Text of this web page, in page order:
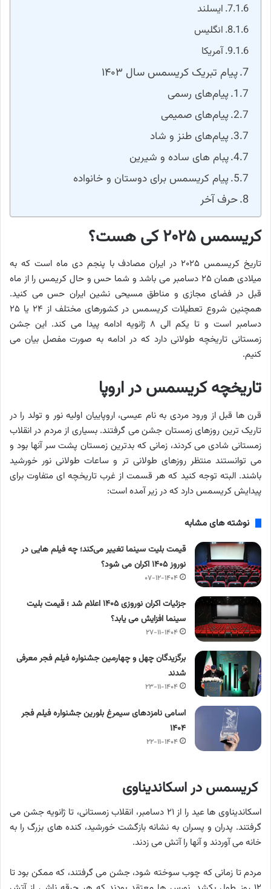
ایسلند
انگلیس
آمریکا
پیام تبریک کریسمس سال ۱۴۰۳
پیام‌های رسمی
پیام‌های صمیمی
پیام‌های طنز و شاد
پبام های ساده و شیرین
پیام کریسمس برای دوستان و خانواده
حرف آخر
کریسمس ۲۰۲۵ کی هست؟
تاریخ کریسمس ۲۰۲۵ در ایران مصادف با پنجم دی ماه است که به
میلادی همان ۲۵ دسامبر می باشد و شما حس و حال کریمس را از ماه
قبل در فضای مجازی و مناطق مسیحی نشین ایران حس می کنید.
همچنین شروع تعطیلات کریسمس در کشورهای مختلف از ۲۴ یا ۲۵
دسامبر است و تا یکم الی ۸ ژانویه ادامه پیدا می کند. این جشن
زمستانی تاریخچه طولانی دارد که در ادامه به صورت مفصل بیان می
کنیم.
تاریخچه کریسمس در اروپا
قرن ها قبل از ورود مردی به نام عیسی، اروپاییان اولیه نور و تولد را در
تاریک ترین روزهای زمستان جشن می گرفتند. بسیاری از مردم در انقلاب
زمستانی شادی می کردند، زمانی که بدترین زمستان پشت سر آنها بود و
می توانستند منتظر روزهای طولانی تر و ساعات طولانی نور خورشید
باشند. البته توجه کنید که هر قسمت از غرب تاریخچه ای متفاوت برای
پیدایش کریسمس دارد که در زیر آمده است:
نوشته های مشابه
قیمت بلیت سینما تغییر می‌کند؛ چه فیلم هایی در
نوروز ۱۴۰۵ اکران می شود؟
۰۷-۱۲-۱۴۰۴
جزئیات اکران نوروزی ۱۴۰۵ اعلام شد ؛ قیمت بلیت
سینما افزایش می یابد؟
۲۷-۱۱-۱۴۰۴
برگزیدگان چهل و چهارمین جشنواره فیلم فجر معرفی
شدند
۲۳-۱۱-۱۴۰۴
اسامی نامزدهای سیمرغ بلورین جشنواره فیلم فجر
۱۴۰۴
۲۲-۱۱-۱۴۰۴
کریسمس در اسکاندیناوی
اسکاندیناوی ها عید را از ۲۱ دسامبر، انقلاب زمستانی، تا ژانویه جشن می
گرفتند. پدران و پسران به نشانه بازگشت خورشید، کنده های بزرگ را به
خانه می آوردند و آنها را آتش می زدند.
مردم تا زمانی که چوب سوخته شود، جشن می گرفتند، که ممکن بود تا